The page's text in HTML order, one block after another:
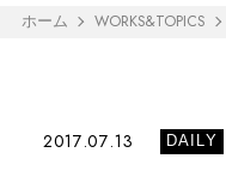
ホーム WORKS&TOPICS
2017.07.13 DAILY